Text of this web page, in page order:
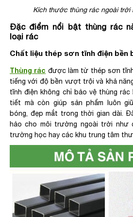
Kích thước thùng rác ngoài trời
Đặc điểm nổi bật thùng rác
loại rác
Chất liệu thép sơn tĩnh điện bền
Thùng rác được làm từ thép sơn
tiếng với độ bền vượt trội và khả
tĩnh điện không chỉ bảo vệ thùng
tiết mà còn giúp sản phẩm luôn
bóng, đẹp mắt trong thời gian dài.
hảo cho môi trường ngoài trời như
trường học hay các khu trung tâm